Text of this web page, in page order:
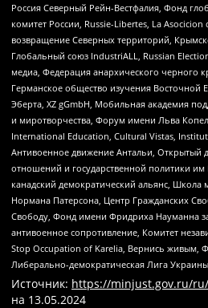
Россия Северный Рейн-Вестфалия, Фонд
комитет России, Russie-Libertes, La
возвращение Северных территорий,
Глобальный союз IndustriALL, Russian
медиа, Федерация анархического черного
Германское общество изучения
Эберта, XZ gGmbH, Мобильная академия
и миротворчества, Форум имени Льва
International Education, Cultural Vistas,
Антивоенное движение Антальи, Открытый
отношений и государственной политики
канадский демократический альянс,
Нормана Патерсона, Центр Гражданских
Свободу, Фонд имени Фридриха Науманна
антивоенное сопротивление, Комитет
Stop Occupation of Karelia, Вернись живым,
Либерально-демократическая Лига Украины
Источник: https://minjust.gov.ru/
на 13.05.2024